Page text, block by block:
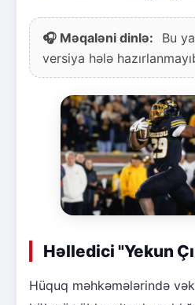
🎧 Məqaləni dinlə:
Bu
versiya hələ
Həlledici "Yekun
Hüquq məhkəmələrində